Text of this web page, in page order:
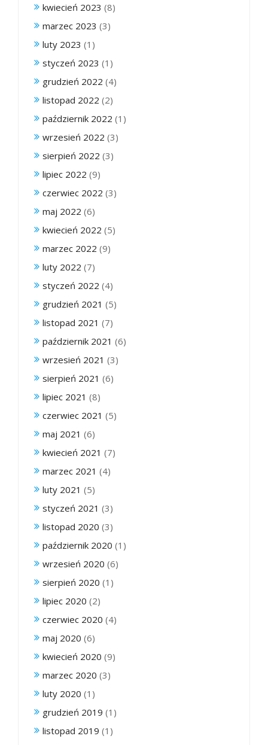
kwiecień 2023 (8)
marzec 2023 (3)
luty 2023 (1)
styczeń 2023 (1)
grudzień 2022 (4)
listopad 2022 (2)
październik 2022 (1)
wrzesień 2022 (3)
sierpień 2022 (3)
lipiec 2022 (9)
czerwiec 2022 (3)
maj 2022 (6)
kwiecień 2022 (5)
marzec 2022 (9)
luty 2022 (7)
styczeń 2022 (4)
grudzień 2021 (5)
listopad 2021 (7)
październik 2021 (6)
wrzesień 2021 (3)
sierpień 2021 (6)
lipiec 2021 (8)
czerwiec 2021 (5)
maj 2021 (6)
kwiecień 2021 (7)
marzec 2021 (4)
luty 2021 (5)
styczeń 2021 (3)
listopad 2020 (3)
październik 2020 (1)
wrzesień 2020 (6)
sierpień 2020 (1)
lipiec 2020 (2)
czerwiec 2020 (4)
maj 2020 (6)
kwiecień 2020 (9)
marzec 2020 (3)
luty 2020 (1)
grudzień 2019 (1)
listopad 2019 (1)